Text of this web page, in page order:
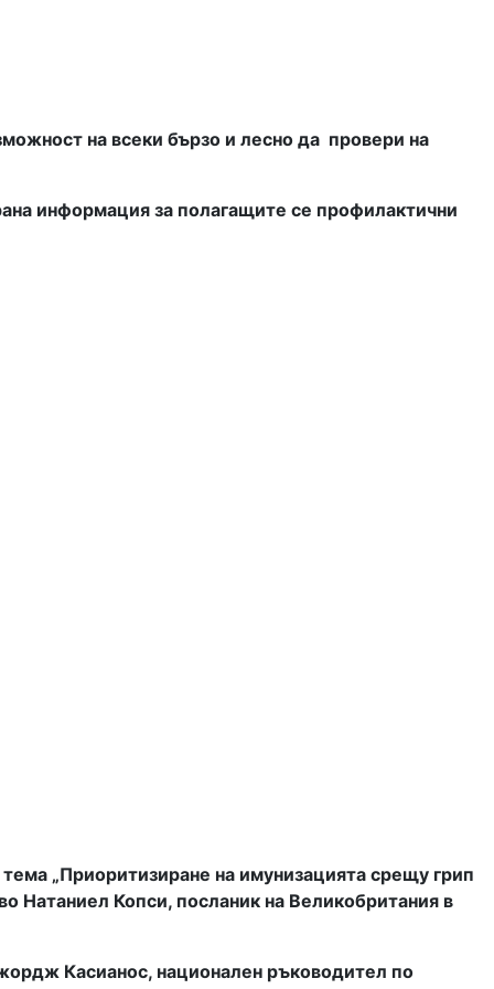
на всеки бързо и лесно да провери на
информация за полагащите се профилактични
тема „Приоритизиране на имунизацията срещу грип
Натаниел Копси, посланик на Великобритания в
Касианос, национален ръководител по